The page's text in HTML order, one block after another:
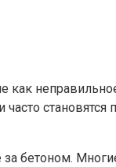
как
становятся
за бетоном.